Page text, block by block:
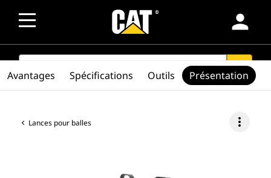
person
SEARCH search
Lances pour balles more_vert
Avantages Spécifications Outils Présentation